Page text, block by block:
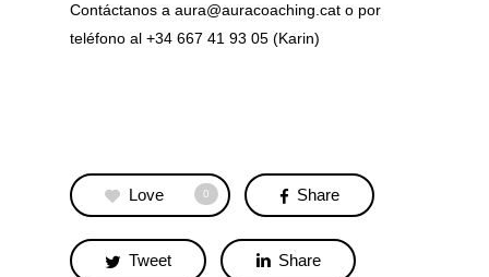
Contáctanos a aura@auracoaching.cat o por
teléfono al +34 667 41 93 05 (Karin)
Love 0 Share
Tweet Share